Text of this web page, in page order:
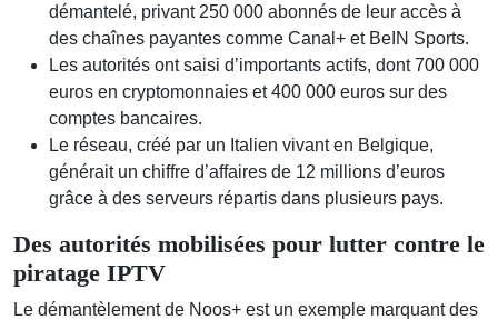
démantelé, privant 250 000 abonnés de leur accès à
des chaînes payantes comme Canal+ et BeIN Sports.
Les autorités ont saisi d’importants actifs, dont 700 000
euros en cryptomonnaies et 400 000 euros sur des
comptes bancaires.
Le réseau, créé par un Italien vivant en Belgique,
générait un chiffre d’affaires de 12 millions d’euros
grâce à des serveurs répartis dans plusieurs pays.
Des autorités mobilisées pour lutter contre le
piratage IPTV
Le démantèlement de Noos+ est un exemple marquant des